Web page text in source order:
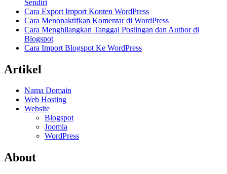
Sendiri
Cara Export Import Konten WordPress
Cara Menonaktifkan Komentar di WordPress
Cara Menghilangkan Tanggal Postingan dan Author di
Blogspot
Cara Import Blogspot Ke WordPress
Artikel
Nama Domain
Web Hosting
Website
Blogspot
Joomla
WordPress
About